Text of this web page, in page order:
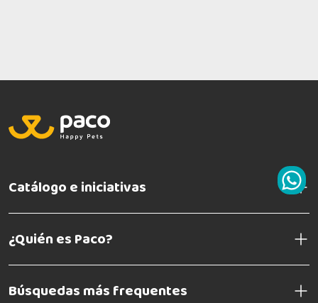
Catálogo e iniciativas
¿Quién es Paco?
Búsquedas más frequentes